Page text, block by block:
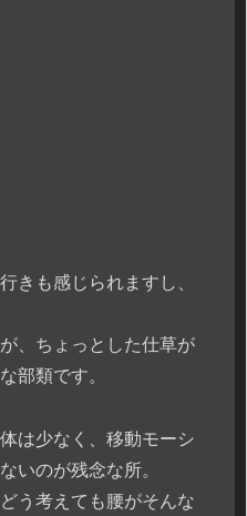
きも感じられますし、
、ちょっとした仕草が
部類です。
は少なく、移動モーシ
いのが残念な所。
う考えても腰がそんな